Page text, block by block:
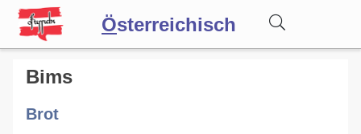
Österreichisch
Wörterbuch
Forum
Bims
Brot